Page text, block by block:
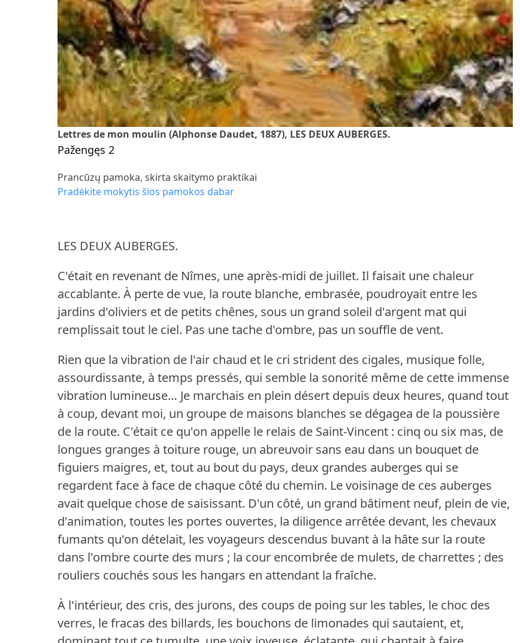
Lettres de mon moulin (Alphonse Daudet, 1887), LES DEUX AUBERGES.
Pažengęs 2
Prancūzų pamoka, skirta skaitymo praktikai
Pradėkite mokytis šios pamokos dabar
LES DEUX AUBERGES.
C'était en revenant de Nîmes, une après-midi de juillet. Il faisait une chaleur
accablante. À perte de vue, la route blanche, embrasée, poudroyait entre les
jardins d'oliviers et de petits chênes, sous un grand soleil d'argent mat qui
remplissait tout le ciel. Pas une tache d'ombre, pas un souffle de vent.
Rien que la vibration de l'air chaud et le cri strident des cigales, musique folle,
assourdissante, à temps pressés, qui semble la sonorité même de cette immense
vibration lumineuse… Je marchais en plein désert depuis deux heures, quand tout
à coup, devant moi, un groupe de maisons blanches se dégagea de la poussière
de la route. C'était ce qu'on appelle le relais de Saint-Vincent : cinq ou six mas, de
longues granges à toiture rouge, un abreuvoir sans eau dans un bouquet de
figuiers maigres, et, tout au bout du pays, deux grandes auberges qui se
regardent face à face de chaque côté du chemin. Le voisinage de ces auberges
avait quelque chose de saisissant. D'un côté, un grand bâtiment neuf, plein de vie,
d'animation, toutes les portes ouvertes, la diligence arrêtée devant, les chevaux
fumants qu'on dételait, les voyageurs descendus buvant à la hâte sur la route
dans l'ombre courte des murs ; la cour encombrée de mulets, de charrettes ; des
rouliers couchés sous les hangars en attendant la fraîche.
À l'intérieur, des cris, des jurons, des coups de poing sur les tables, le choc des
verres, le fracas des billards, les bouchons de limonades qui sautaient, et,